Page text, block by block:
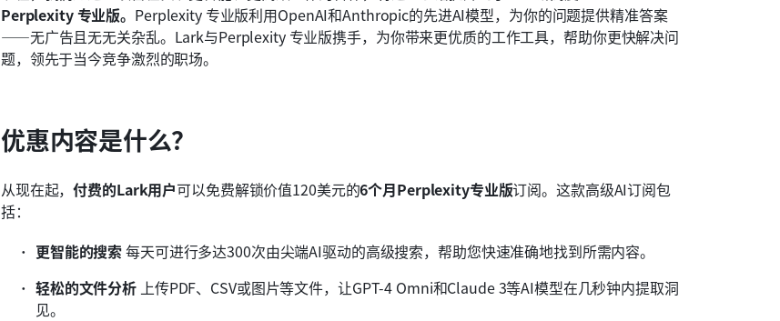
Perplexity 专业版。 Perplexity 专业版利用OpenAI和Anthropic的先进AI模型，为你的问题提供精准答案
——无广告且无无关杂乱。Lark与Perplexity 专业版携手，为你带来更优质的工作工具，帮助你更快解决问
题，领先于当今竞争激烈的职场。
优惠内容是什么？
从现在起，付费的Lark用户可以免费解锁价值120美元的6个月Perplexity专业版订阅。这款高级AI订阅包
括：
更智能的搜索 每天可进行多达300次由尖端AI驱动的高级搜索，帮助您快速准确地找到所需内容。
轻松的文件分析 上传PDF、CSV或图片等文件，让GPT-4 Omni和Claude 3等AI模型在几秒钟内提取洞
见。